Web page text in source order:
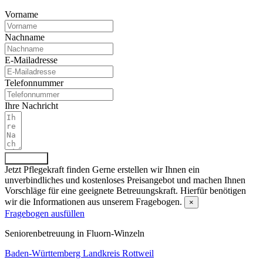
Vorname
Nachname
E-Mailadresse
Telefonnummer
Ihre Nachricht
Jetzt Pflegekraft finden Gerne erstellen wir Ihnen ein
unverbindliches und kostenloses Preisangebot und machen Ihnen
Vorschläge für eine geeignete Betreuungskraft. Hierfür benötigen
wir die Informationen aus unserem Fragebogen.
×
Fragebogen ausfüllen
Senioren­betreuung in Fluorn-Winzeln
Baden-Württemberg Landkreis Rottweil